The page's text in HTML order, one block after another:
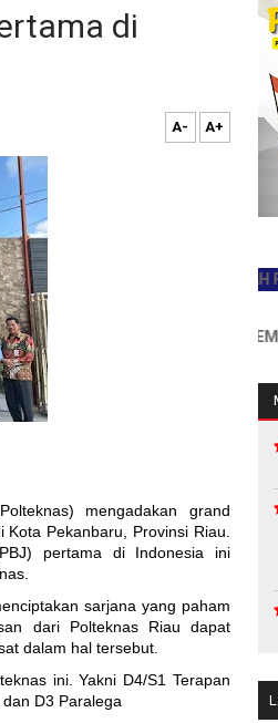
di
A- A+
mengadakan grand
Pekanbaru, Provinsi Riau.
pertama di Indonesia ini
sarjana yang paham
dari Polteknas Riau dapat
dalam hal tersebut.
ini. Yakni D4/S1 Terapan
D3 Paralega
JADILAH
INFO